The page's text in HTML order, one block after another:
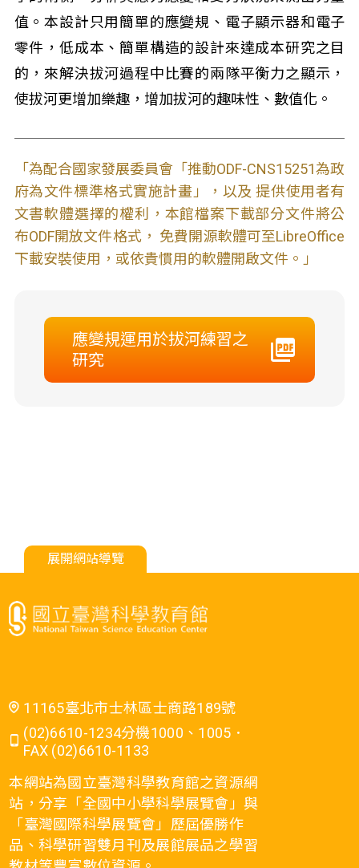
值。本設計只用簡單的應變規、電子顯示器和電子
零件，低成本、簡單構造的設計來達成本研究之目
的，來解決拔河過程中比賽的兩隊平衡力之顯示，
使拔河更增加樂趣，增加拔河的趣味性、數值化。
「為配合國家發展委員會「推動ODF-CNS15251為政
府為文件標準格式實施計畫」，以及 提供使用者有
文書軟體選擇的權利，本館檔案下載部分文件將公
布ODF開放文件格式， 免費開源軟體可至LibreOffice
下載安裝使用，或依貴慣用的軟體開啟文件。」
應變規運用於拔河練習之
研究
展開網站導覽
11165臺北市士林區士商路189號
(02)6610-1234分機1000、1005．
FAX (02)6610-1133
本網站為國立臺灣科學教育館之資源網
站，分享「全國中小學科學展覽會」與
「臺灣國際科學展覽會」歷屆優勝作
品、科學研習雙月刊及展館展品之學習